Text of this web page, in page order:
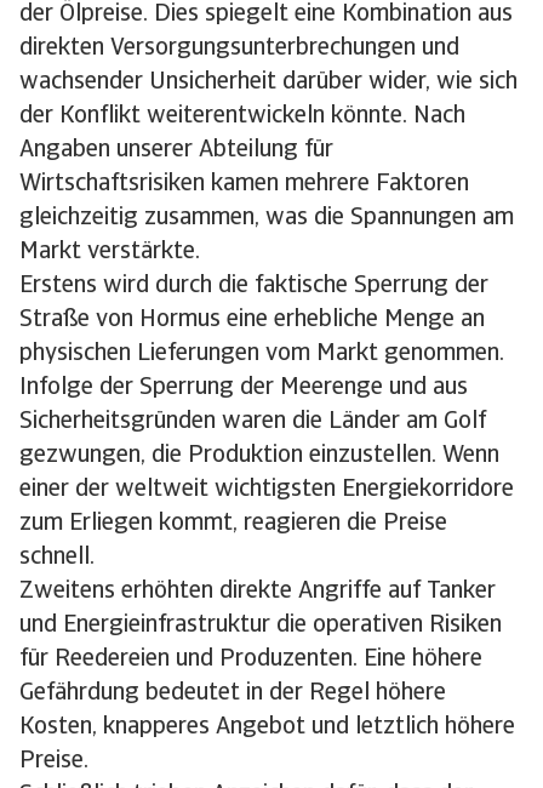
der Ölpreise. Dies spiegelt eine Kombination aus
direkten Versorgungsunterbrechungen und
wachsender Unsicherheit darüber wider, wie sich
der Konflikt weiterentwickeln könnte. Nach
Angaben unserer Abteilung für
Wirtschaftsrisiken kamen mehrere Faktoren
gleichzeitig zusammen, was die Spannungen am
Markt verstärkte.
Erstens wird durch die faktische Sperrung der
Straße von Hormus eine erhebliche Menge an
physischen Lieferungen vom Markt genommen.
Infolge der Sperrung der Meerenge und aus
Sicherheitsgründen waren die Länder am Golf
gezwungen, die Produktion einzustellen. Wenn
einer der weltweit wichtigsten Energiekorridore
zum Erliegen kommt, reagieren die Preise
schnell.
Zweitens erhöhten direkte Angriffe auf Tanker
und Energieinfrastruktur die operativen Risiken
für Reedereien und Produzenten. Eine höhere
Gefährdung bedeutet in der Regel höhere
Kosten, knapperes Angebot und letztlich höhere
Preise.